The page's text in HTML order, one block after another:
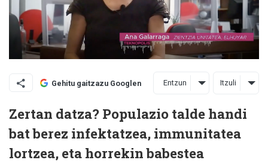
Gehitu gaitzazu Googlen Entzun Itzuli
Zertan datza? Populazio talde handi
bat berez infektatzea, immunitatea
lortzea, eta horrekin babestea